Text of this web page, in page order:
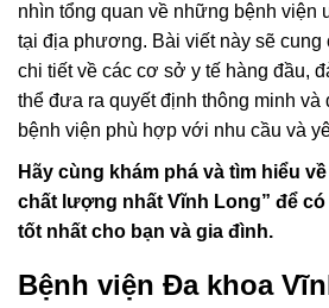
nhìn tổng quan về những bệnh viện
tại địa phương. Bài viết này sẽ cung
chi tiết về các cơ sở y tế hàng đầu,
thể đưa ra quyết định thông minh và
bệnh viện phù hợp với nhu cầu và
Hãy cùng khám phá và tìm hiểu
chất lượng nhất Vĩnh Long” để
tốt nhất cho bạn và gia đình.
Bệnh viện Đa khoa